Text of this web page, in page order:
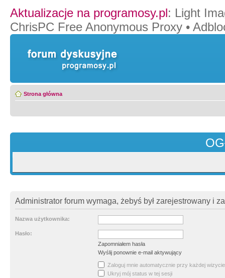
Aktualizacje na programosy.pl: Light
ChrisPC Free Anonymous Proxy •
Strona główna
Administrator forum wymaga, żebyś był zarejestrowany i
Nazwa użytkownika:
Hasło:
Zapomniałem hasła
Wyślij ponownie e-mail aktywujący
Zaloguj mnie automatycznie przy każdej wizycie
Ukryj mój status w tej sesji